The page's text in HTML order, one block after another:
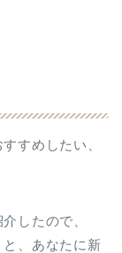
すめしたい、
したので、
と、あなたに新